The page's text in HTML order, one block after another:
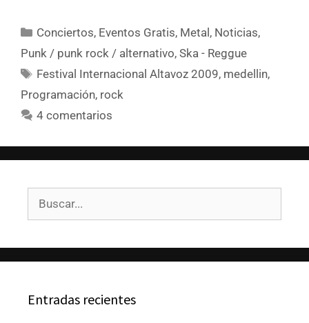
Conciertos, Eventos Gratis, Metal, Noticias,
Punk / punk rock / alternativo, Ska - Reggue
Festival Internacional Altavoz 2009, medellin,
Programación, rock
4 comentarios
Entradas recientes